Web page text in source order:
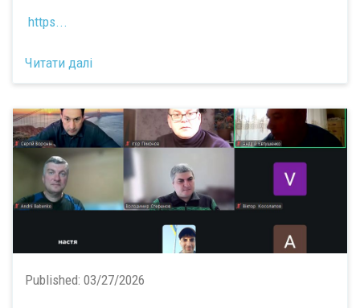
https...
Читати далі
Published: 03/27/2026